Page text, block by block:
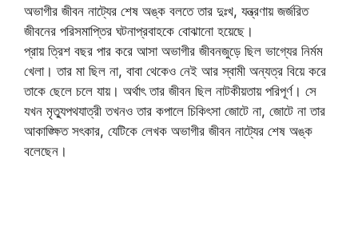
অভাগীর জীবন নাট্যের শেষ অঙ্ক বলতে তার দুঃখ, যন্ত্রণায় জর্জরিত
জীবনের পরিসমাপ্তির ঘটনাপ্রবাহকে বোঝানো হয়েছে।
প্রায় ত্রিশ বছর পার করে আসা অভাগীর জীবনজুড়ে ছিল ভাগ্যের নির্মম
খেলা। তার মা ছিল না, বাবা থেকেও নেই আর স্বামী অন্যত্র বিয়ে করে
তাকে ছেলে চলে যায়। অর্থাৎ তার জীবন ছিল নাটকীয়তায় পরিপূর্ণ। সে
যখন মৃত্যুপথযাত্রী তখনও তার কপালে চিকিৎসা জোটে না, জোটে না তার
আকাঙ্ক্ষিত সৎকার, যেটিকে লেখক অভাগীর জীবন নাট্যের শেষ অঙ্ক
বলেছেন।